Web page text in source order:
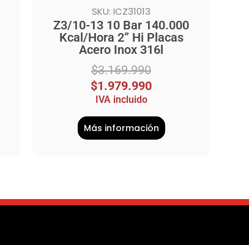
SKU: ICZ31013
Z3/10-13 10 Bar 140.000
Kcal/Hora 2” Hi Placas
Acero Inox 316l
$3.169.990
$1.979.990
IVA incluido
Más información